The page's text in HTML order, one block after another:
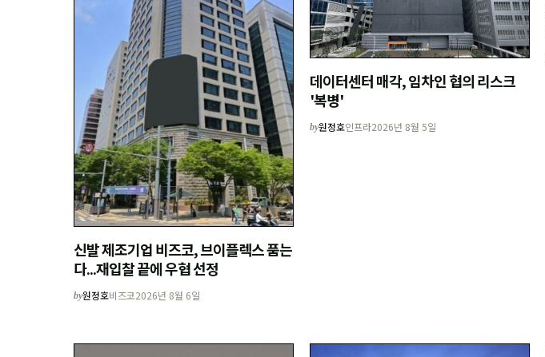
신발 제조기업 비즈코, 브이플렉스 품는
다...재입찰 끝에 우협 선정
by원정호비즈코2026년 8월 6일
데이터센터 매각, 임차인 협의 리스크
'복병'
by원정호인프라2026년 8월 5일